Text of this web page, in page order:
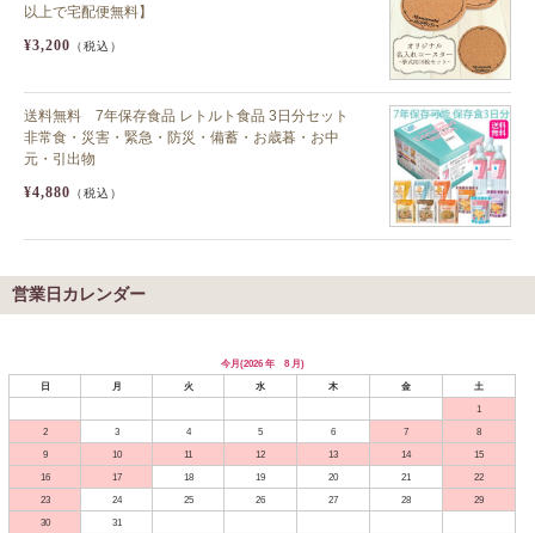
以上で宅配便無料】
¥3,200 （税込）
送料無料 7年保存食品 レトルト食品 3日分セット
非常食・災害・緊急・防災・備蓄・お歳暮・お中
元・引出物
¥4,880 （税込）
営業日カレンダー
今月(2026 年 8 月)
日
月 火 水 木 金
土
1
2
3 4 5 6 7
8
9
10 11 12 13 14
15
16
17 18 19 20 21
22
23
24 25 26 27 28
29
30
31